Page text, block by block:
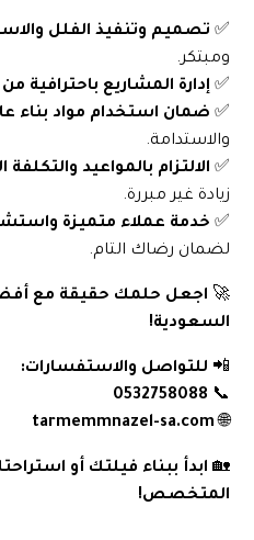
✅ تصميم وتنفيذ الفلل
ومبتكر.
✅إدارة المشاريع باحترافية
✅ ضمان استخدام مواد بناء
والاستدامة.
✅ الالتزام بالمواعيد
زيادة غير مبررة.
✅ خدمة عملاء متميزة
لضمان رضاك التام.
🚀 اجعل حلمك حقيقة مع
السعودية!
📲 للتواصل والاستفسارات:
📞
0532758088
🌐
tarmemmnazel-sa.com
🏡 ابدأ ببناء فيلتك أو
المتخصص!